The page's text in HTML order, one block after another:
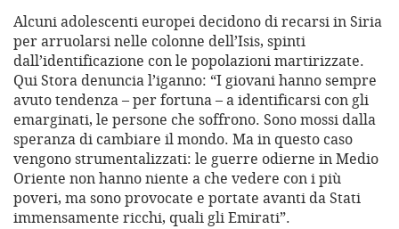
Alcuni adolescenti europei decidono di recarsi in Siria
per arruolarsi nelle colonne dell’Isis, spinti
dall’identificazione con le popolazioni martirizzate.
Qui Stora denuncia l’iganno: “I giovani hanno sempre
avuto tendenza – per fortuna – a identificarsi con gli
emarginati, le persone che soffrono. Sono mossi dalla
speranza di cambiare il mondo. Ma in questo caso
vengono strumentalizzati: le guerre odierne in Medio
Oriente non hanno niente a che vedere con i più
poveri, ma sono provocate e portate avanti da Stati
immensamente ricchi, quali gli Emirati”.